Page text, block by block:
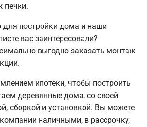
печки.
постройки дома и наши
вас заинтересовали?
выгодно заказать монтаж
ипотеки, чтобы построить
деревянные дома, со своей
сборкой и установкой. Вы можете
наличными, в рассрочку,